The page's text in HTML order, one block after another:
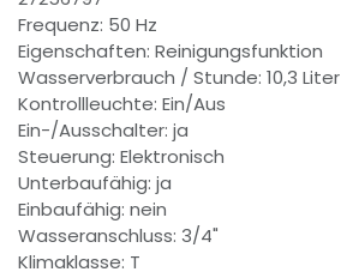
Frequenz: 50 Hz
Eigenschaften: Reinigungsfunktion
Wasserverbrauch / Stunde: 10,3 Liter
Kontrollleuchte: Ein/Aus
Ein-/Ausschalter: ja
Steuerung: Elektronisch
Unterbaufähig: ja
Einbaufähig: nein
Wasseranschluss: 3/4"
Klimaklasse: T